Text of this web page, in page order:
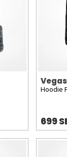
Hoodie
699